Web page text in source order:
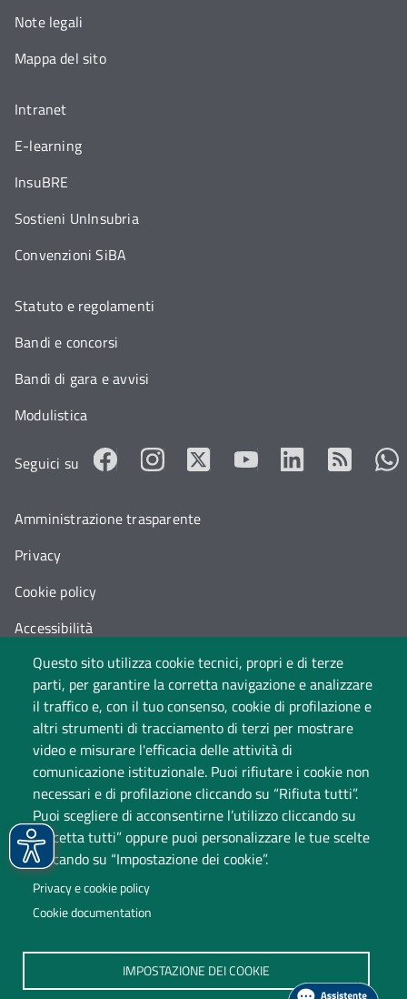
Questo sito utilizza cookie tecnici, propri e di terze
parti, per garantire la corretta navigazione e analizzare
il traffico e, con il tuo consenso, cookie di profilazione e
altri strumenti di tracciamento di terzi per mostrare
video e misurare l'efficacia delle attività di
comunicazione istituzionale. Puoi rifiutare i cookie non
necessari e di profilazione cliccando su “Rifiuta tutti”.
Puoi scegliere di acconsentirne l’utilizzo cliccando su
“Accetta tutti” oppure puoi personalizzare le tue scelte
cliccando su “Impostazione dei cookie”.
Privacy e cookie policy
Cookie documentation
IMPOSTAZIONE DEI COOKIE
Università degli Studi dell'Insubria
Sede legale: via Ravasi 2, 21100 Varese
P.IVA 02481820120
(C.F. 95039180120)
Note legali
Mappa del sito
Intranet
E-learning
InsuBRE
Sostieni UnInsubria
Convenzioni SiBA
Statuto e regolamenti
Bandi e concorsi
Bandi di gara e avvisi
Modulistica
Seguici su
Amministrazione trasparente
Privacy
Cookie policy
Accessibilità
Cambia idea sui cookie
Dati di monitoraggio